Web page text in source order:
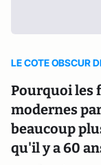
LE COTE OBSCUR
Pourquoi les
modernes
beaucoup
qu'il y a 60